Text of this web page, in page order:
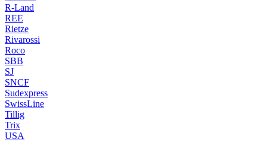
R-Land
REE
Rietze
Rivarossi
Roco
SBB
SJ
SNCF
Sudexpress
SwissLine
Tillig
Trix
USA